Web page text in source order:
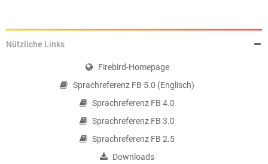
Nützliche Links
Firebird-Homepage
Sprachreferenz FB 5.0 (Englisch)
Sprachreferenz FB 4.0
Sprachreferenz FB 3.0
Sprachreferenz FB 2.5
Downloads